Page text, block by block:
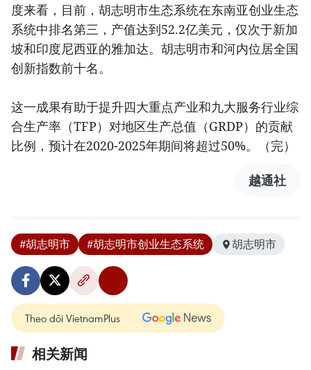
度来看，目前，胡志明市生态系统在东南亚创业生态
系统中排名第三，产值达到52.2亿美元，仅次于新加
坡和印度尼西亚的雅加达。胡志明市和河内位居全国
创新指数前十名。
这一成果有助于提升四大重点产业和九大服务行业综
合生产率（TFP）对地区生产总值（GRDP）的贡献
比例，预计在2020-2025年期间将超过50%。（完）
越通社
#胡志明市 #胡志明市创业生态系统 胡志明市
Theo dõi VietnamPlus
相关新闻